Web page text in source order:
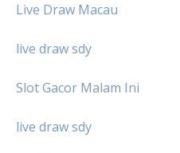
Live Draw Macau
live draw sdy
Slot Gacor Malam Ini
live draw sdy